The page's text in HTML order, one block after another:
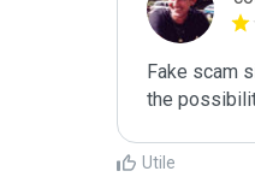
Fake scam
the
Utile